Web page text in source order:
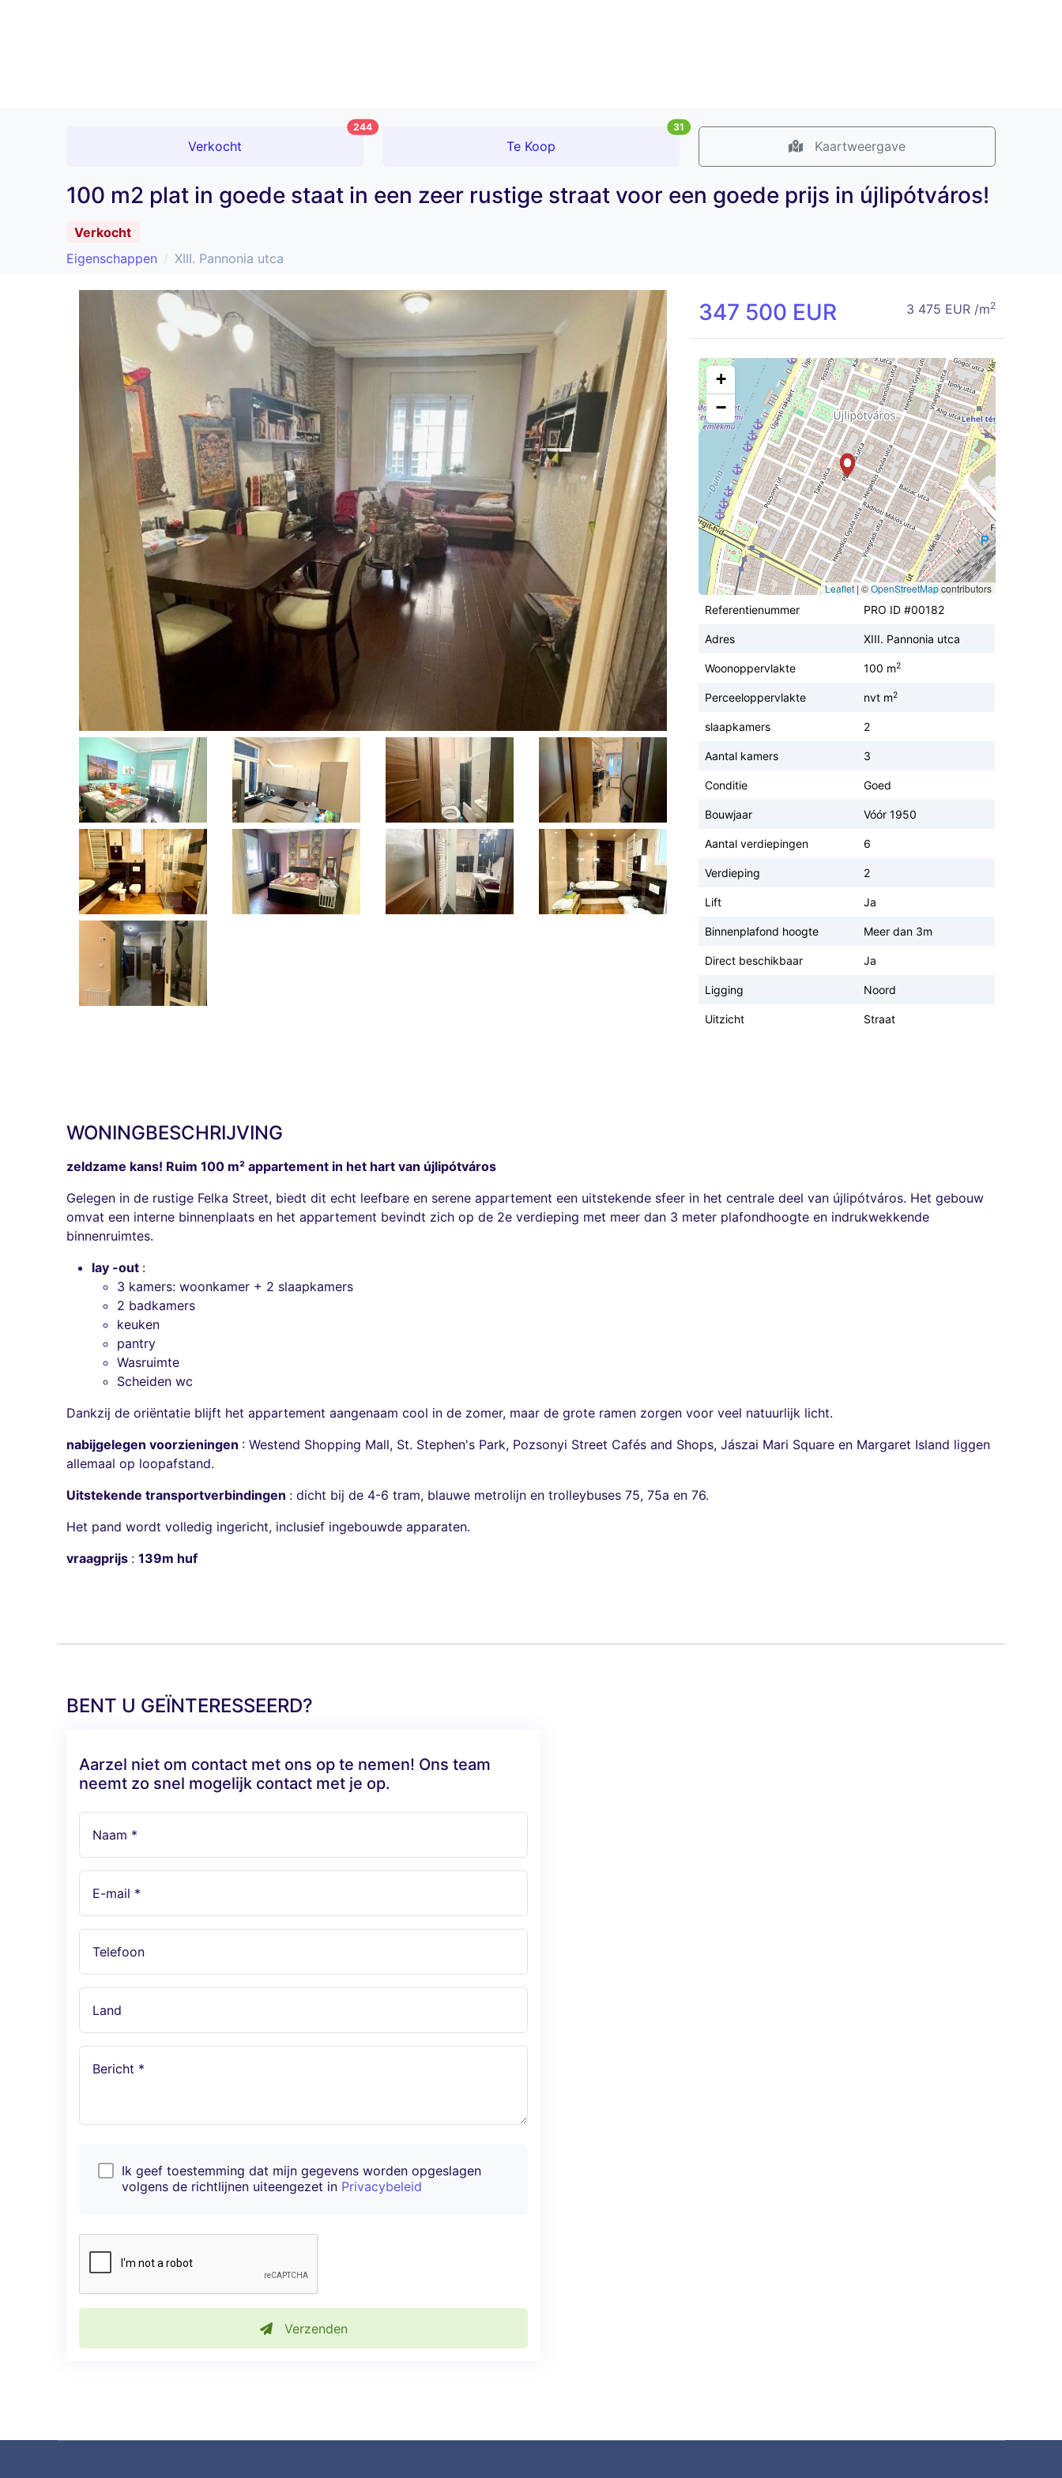
Verkocht
244
Te Koop
31
Kaartweergave
100 m2 plat in goede staat in een zeer rustige straat voor een goede prijs in újlipótváros!
Verkocht
Eigenschappen
XIII. Pannonia utca
347 500 EUR 3 475 EUR /m2
+
−
Leaflet | ©OpenStreetMapcontributors
Referentienummer
PRO ID #00182
Adres XIII. Pannonia utca
Woonoppervlakte 100 m2
Perceeloppervlakte nvt m2
slaapkamers 2
Aantal kamers 3
Conditie Goed
Bouwjaar Vóór 1950
Aantal verdiepingen 6
Verdieping 2
Lift Ja
Binnenplafond hoogte Meer dan 3m
Direct beschikbaar Ja
Ligging Noord
Uitzicht Straat
WONINGBESCHRIJVING
zeldzame kans! Ruim 100 m² appartement in het hart van újlipótváros
Gelegen in de rustige Felka Street, biedt dit echt leefbare en serene appartement een uitstekende sfeer in het centrale deel van újlipótváros. Het gebouw
omvat een interne binnenplaats en het appartement bevindt zich op de 2e verdieping met meer dan 3 meter plafondhoogte en indrukwekkende
binnenruimtes.
lay -out :
3 kamers: woonkamer + 2 slaapkamers
2 badkamers
keuken
pantry
Wasruimte
Scheiden wc
Dankzij de oriëntatie blijft het appartement aangenaam cool in de zomer, maar de grote ramen zorgen voor veel natuurlijk licht.
nabijgelegen voorzieningen : Westend Shopping Mall, St. Stephen's Park, Pozsonyi Street Cafés and Shops, Jászai Mari Square en Margaret Island liggen
allemaal op loopafstand.
Uitstekende transportverbindingen : dicht bij de 4-6 tram, blauwe metrolijn en trolleybuses 75, 75a en 76.
Het pand wordt volledig ingericht, inclusief ingebouwde apparaten.
vraagprijs : 139m huf
BENT U GEÏNTERESSEERD?
Aarzel niet om contact met ons op te nemen! Ons team
neemt zo snel mogelijk contact met je op.
Naam *
E-mail *
Telefoon
Land
Bericht *
Ik geef toestemming dat mijn gegevens worden opgeslagen
volgens de richtlijnen uiteengezet in Privacybeleid
Verzenden